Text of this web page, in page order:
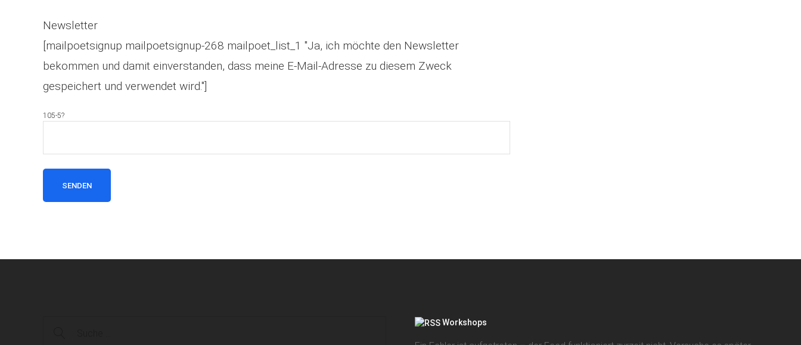
Newsletter
[mailpoetsignup mailpoetsignup-268 mailpoet_list_1 "Ja, ich möchte den Newsletter
bekommen und damit einverstanden, dass meine E-Mail-Adresse zu diesem Zweck
gespeichert und verwendet wird."]
105-5?
Workshops